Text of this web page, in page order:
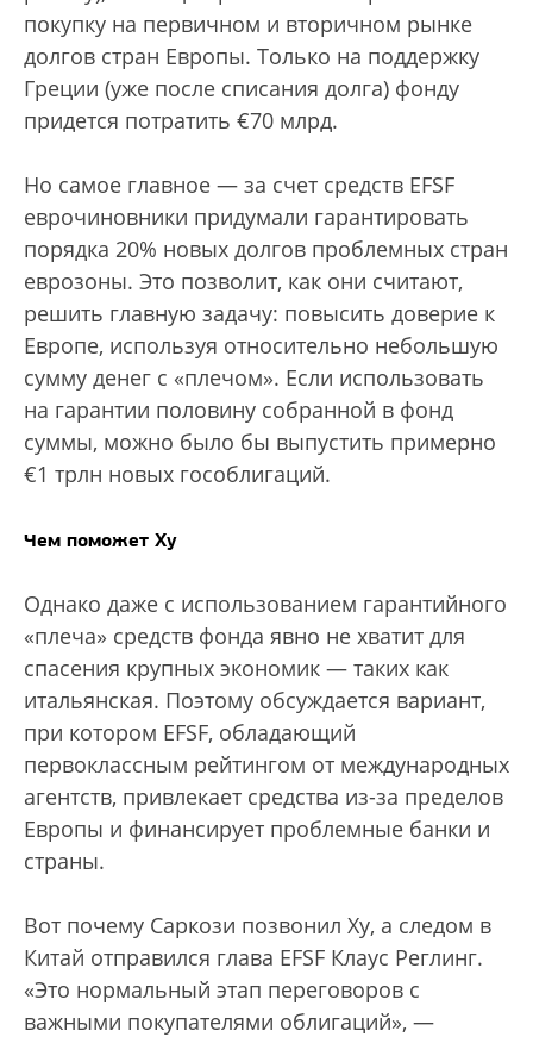
покупку на первичном и вторичном рынке
долгов стран Европы. Только на поддержку
Греции (уже после списания долга) фонду
придется потратить €70 млрд.
Но самое главное — за счет средств EFSF
еврочиновники придумали гарантировать
порядка 20% новых долгов проблемных стран
еврозоны. Это позволит, как они считают,
решить главную задачу: повысить доверие к
Европе, используя относительно небольшую
сумму денег с «плечом». Если использовать
на гарантии половину собранной в фонд
суммы, можно было бы выпустить примерно
€1 трлн новых гособлигаций.
Чем поможет Ху
Однако даже с использованием гарантийного
«плеча» средств фонда явно не хватит для
спасения крупных экономик — таких как
итальянская. Поэтому обсуждается вариант,
при котором EFSF, обладающий
первоклассным рейтингом от международных
агентств, привлекает средства из-за пределов
Европы и финансирует проблемные банки и
страны.
Вот почему Саркози позвонил Ху, а следом в
Китай отправился глава EFSF Клаус Реглинг.
«Это нормальный этап переговоров с
важными покупателями облигаций», —